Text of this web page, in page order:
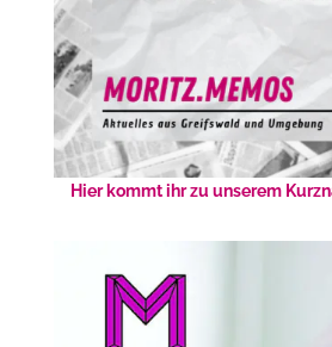
Hier kommt ihr zu unserem